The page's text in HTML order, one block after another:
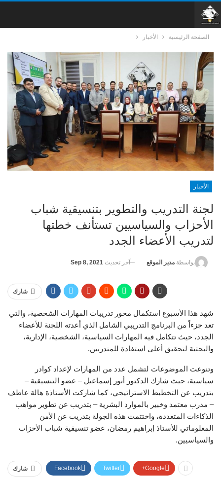
الصفحة الرئيسية الأخبار
الأخبار
لجنة التدريب والتطوير بتنسيقية شباب
الأحزاب والسياسيين تستأنف خطتها
لتدريب الأعضاء الجدد
بواسطة مدير الموقع آخر تحديث Sep 8, 2021
شارك
شهد هذا الأسبوع استكمال محور تدريبات المهارات الشخصية، والتي
تعد جزءاً من البرنامج التدريبي الشامل الذي أعدته اللجنة للأعضاء
الجدد، حيث تتكامل فيه المهارات السياسية، الشخصية، الإدارية،
والبحثية لتحقيق أعلى استفادة للمتدربين.
وتنوعت الموضوعات لتشمل عدد من المهارات لإعداد كوادر
سياسية، حيث شارك الدكتور أنور إسماعيل – عضو التنسيقية –
بتدريب عن التخطيط الاستراتيجي، كما شاركت الأستاذة هالة عاطف
– مدرب معتمد وخبير بالموارد البشرية – بتدريب عن تطوير مواهب
الذكاءات المتعددة، واختتمت هذه الجولة بتدريب عن الأمن
المعلوماتي للأستاذ إبراهيم رمضان، عضو تنسيقية شباب الأحزاب
والسياسيين.
شارك Facebook Twitter Google+